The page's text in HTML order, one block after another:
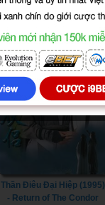
32/32
Thần Điêu Đại Hiệp (1995)
- Return of The Condor